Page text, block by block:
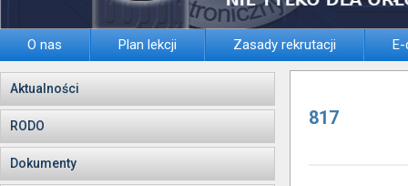
O nas Plan lekcji Zasady rekrutacji
Aktualności
RODO
Dokumenty
817